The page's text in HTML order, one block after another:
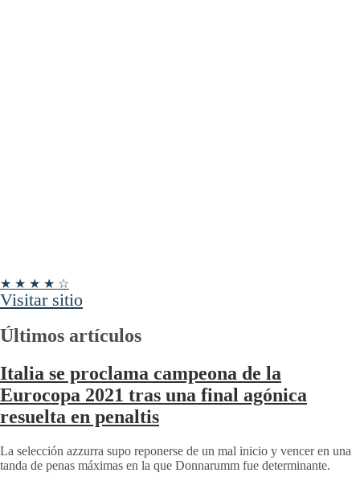
★ ★ ★ ★ ☆
Visitar sitio
Últimos artículos
Italia se proclama campeona de la
Eurocopa 2021 tras una final agónica
resuelta en penaltis
La selección azzurra supo reponerse de un mal inicio y vencer en una
tanda de penas máximas en la que Donnarumm fue determinante.